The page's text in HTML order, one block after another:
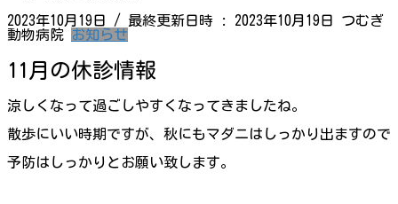
2023年10月19日
/ 最終更新日時 : 2023年10月19日
つむぎ
動物病院
お知らせ
11月の休診情報
涼しくなって過ごしやすくなってきましたね。
散歩にいい時期ですが、秋にもマダニはしっかり出ますので
予防はしっかりとお願い致します。